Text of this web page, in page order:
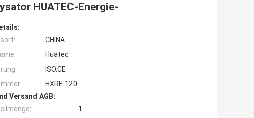
HUATEC-Energie-
CHINA
Huatec
ISO,CE
HXRF-120
Versand AGB:
1